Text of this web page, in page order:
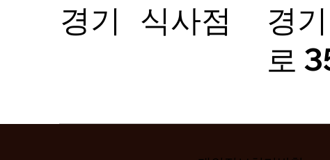
경기 식사점
경
로